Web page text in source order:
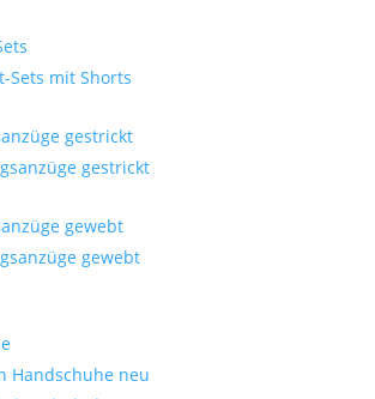
Sets mit Shorts
gestrickt
gestrickt
gewebt
gewebt
Handschuhe neu